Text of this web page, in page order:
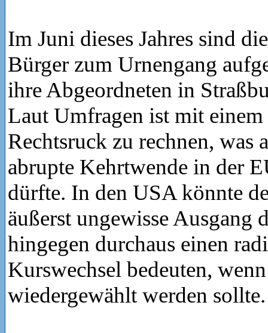
Im Juni dieses Jahres sind
Bürger zum Urnengang
ihre Abgeordneten in
Laut Umfragen ist mit einem
Rechtsruck zu rechnen, was
abrupte Kehrtwende in der
dürfte. In den USA könnte
äußerst ungewisse Ausgang
hingegen durchaus einen
Kurswechsel bedeuten,
wiedergewählt werden sollte.